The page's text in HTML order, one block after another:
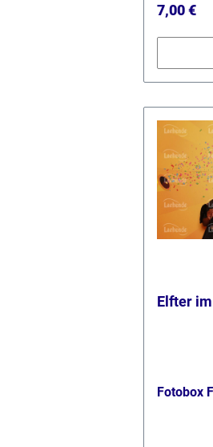
7,00 €
Elfter
Fotobox